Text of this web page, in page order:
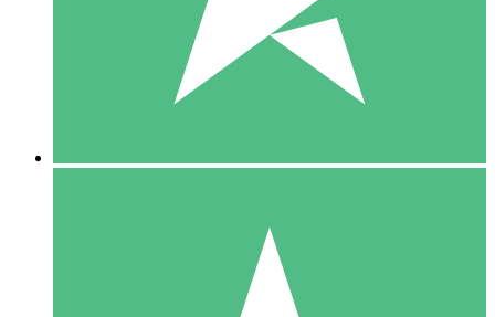
10 00
10 Descargas
20 00